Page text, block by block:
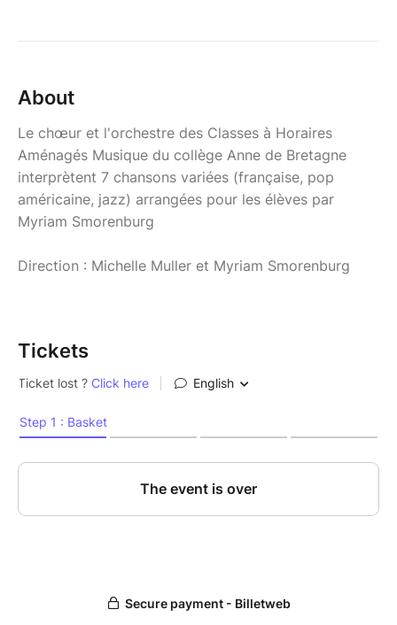
About
Le chœur et l'orchestre des Classes à Horaires
Aménagés Musique du collège Anne de Bretagne
interprètent 7 chansons variées (française, pop
américaine, jazz) arrangées pour les élèves par
Myriam Smorenburg
Direction : Michelle Muller et Myriam Smorenburg
Tickets